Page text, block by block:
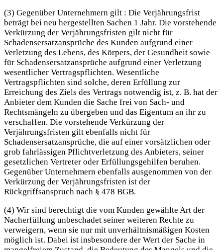
(3) Gegenüber Unternehmern gilt : Die Verjährungsfrist
beträgt bei neu hergestellten Sachen 1 Jahr. Die vorstehende
Verkürzung der Verjährungsfristen gilt nicht für
Schadensersatzansprüche des Kunden aufgrund einer
Verletzung des Lebens, des Körpers, der Gesundheit sowie
für Schadensersatzansprüche aufgrund einer Verletzung
wesentlicher Vertragspflichten. Wesentliche
Vertragspflichten sind solche, deren Erfüllung zur
Erreichung des Ziels des Vertrags notwendig ist, z. B. hat der
Anbieter dem Kunden die Sache frei von Sach- und
Rechtsmängeln zu übergeben und das Eigentum an ihr zu
verschaffen. Die vorstehende Verkürzung der
Verjährungsfristen gilt ebenfalls nicht für
Schadensersatzansprüche, die auf einer vorsätzlichen oder
grob fahrlässigen Pflichtverletzung des Anbieters, seiner
gesetzlichen Vertreter oder Erfüllungsgehilfen beruhen.
Gegenüber Unternehmern ebenfalls ausgenommen von der
Verkürzung der Verjährungsfristen ist der
Rückgriffsanspruch nach § 478 BGB.
(4) Wir sind berechtigt die vom Kunden gewählte Art der
Nacherfüllung unbeschadet seiner weiteren Rechte zu
verweigern, wenn sie nur mit unverhältnismäßigen Kosten
möglich ist. Dabei ist insbesondere der Wert der Sache in